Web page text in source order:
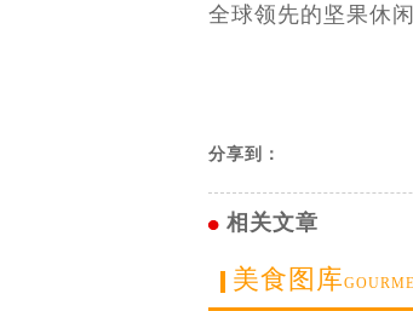
全球领先的坚果休
分享到：
相关文章
美食图库